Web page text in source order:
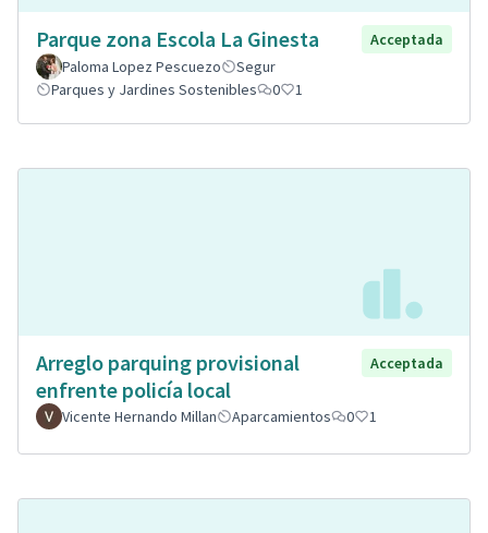
Parque zona Escola La Ginesta
Acceptada
Paloma Lopez Pescuezo
Segur
Parques y Jardines Sostenibles
0 1
Arreglo parquing provisional
enfrente policía local
Acceptada
Vicente Hernando Millan Aparcamientos 0 1